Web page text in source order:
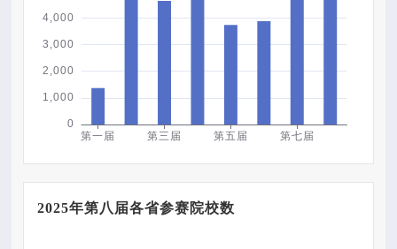
2025年第八届各省参赛院校数